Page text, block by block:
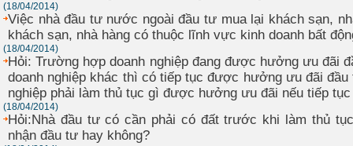
(18/04/2014)
Việc nhà đầu tư nước ngoài đầu tư mua lại khách sạn,
khách sạn, nhà hàng có thuộc lĩnh vực kinh doanh bất
(18/04/2014)
Hỏi: Trường hợp doanh nghiệp đang được hưởng ưu đãi
doanh nghiệp khác thì có tiếp tục được hưởng ưu đãi đầu
nghiệp phải làm thủ tục gì được hưởng ưu đãi nếu tiếp
(18/04/2014)
Hỏi:Nhà đầu tư có cần phải có đất trước khi làm thủ
nhận đầu tư hay không?